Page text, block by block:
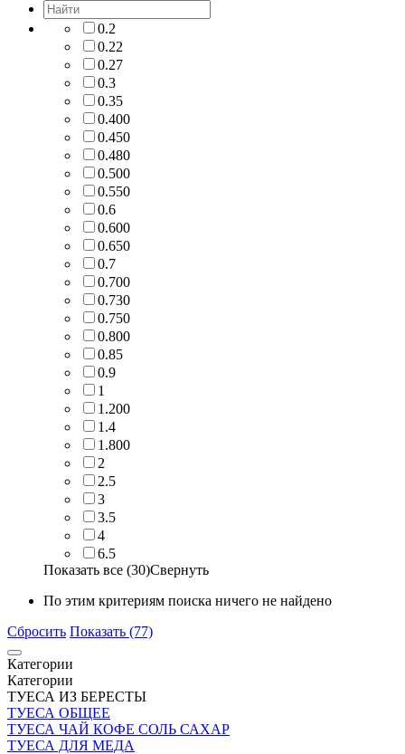
0.2
0.22
0.27
0.3
0.35
0.400
0.450
0.480
0.500
0.550
0.6
0.600
0.650
0.7
0.700
0.730
0.750
0.800
0.85
0.9
1
1.200
1.4
1.800
2
2.5
3
3.5
4
6.5
Показать все (30)Свернуть
По этим критериям поиска ничего не найдено
Сбросить Показать (77)
Категории
Категории
ТУЕСА ИЗ БЕРЕСТЫ
ТУЕСА ОБЩЕЕ
ТУЕСА ЧАЙ КОФЕ СОЛЬ САХАР
ТУЕСА ДЛЯ МЕДА